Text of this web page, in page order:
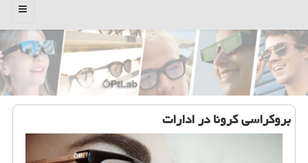
منو
بروكراسی كرونا در ادارات